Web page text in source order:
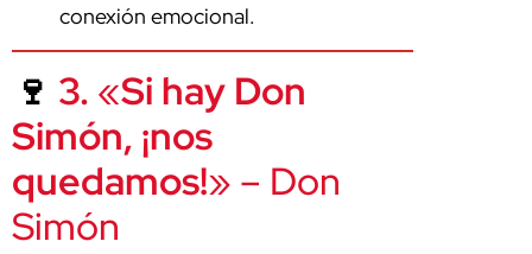
conexión emocional.
🍷 3. «Si hay Don
Simón, ¡nos
quedamos!» – Don
Simón